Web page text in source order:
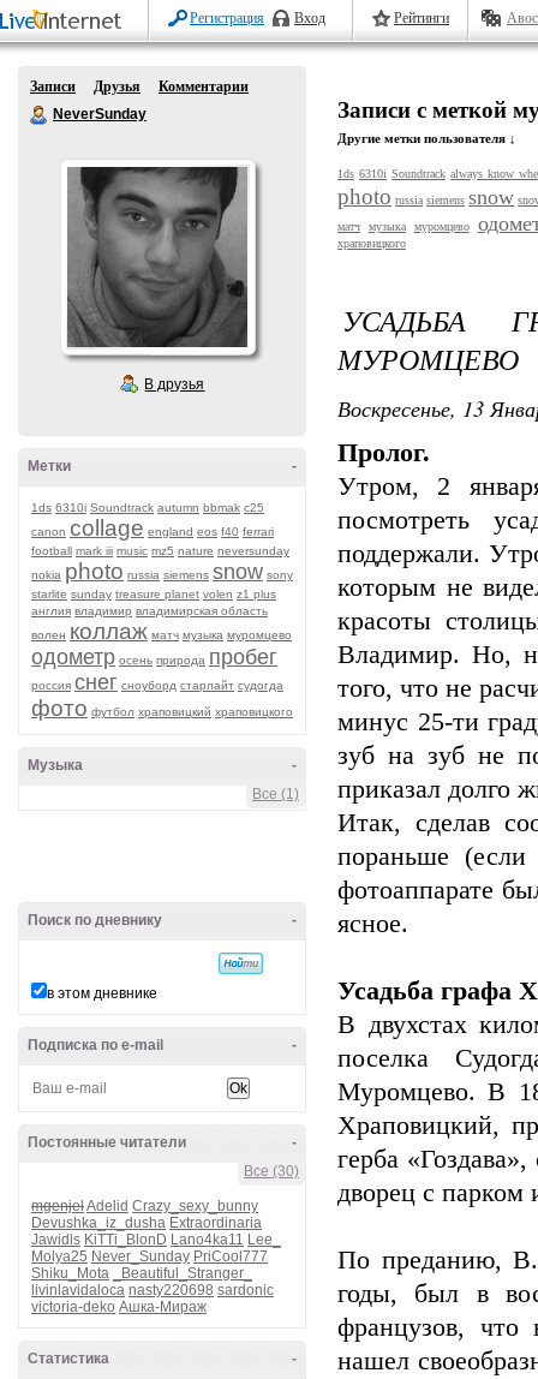
Регистрация Вход Рейтинги
Записи Друзья
Комментарии
NeverSunday
В друзья
-
Метки
1ds 6310i Soundtrack autumn bbmak c25
canon collage england eos f40 ferrari
football mark iii music mz5 nature neversunday
nokia photo russia siemens snow sony
starlite sunday treasure planet volen z1 plus
англия владимир владимирская область
волен коллаж матч музыка муромцево
одометр осень природа пробег
россия снег сноуборд старлайт судогда
фото футбол храповицкий храповицкого
-
Музыка
Все (1)
-
Поиск по дневнику
в этом дневнике
-
Подписка по e-mail
-
Постоянные читатели
Все (30)
mgenjelAdelid Crazy_sexy_bunny
Devushka_iz_dusha Extraordinaria
Jawidls KiTTi_BlonD Lano4ka11 Lee_
Molya25 Never_Sunday PriCool777
Shiku_Mota
_Beautiful_Stranger_
livinlavidaloca nasty220698 sardonic
victoria-deko Ашка-Мираж
-
Статистика
Записи с меткой
Другие метки пользователя ↓
1ds 6310i Soundtrack always know
photo russia siemens snow
матч
музыка муромцево
храповицкого
УСАДЬБА
МУРОМЦЕВО
Воскресенье, 13
Пролог.
Утром, 2
посмотреть
поддержали.
которым не
красоты
Владимир. Но,
того, что не
минус 25-ти
зуб на зуб не
приказал долго
Итак, сделав
пораньше
фотоаппарате
ясное.
Усадьба графа
В двухстах
поселка
Муромцево. В
Храповицкий,
герба
дворец с парком
По преданию,
годы, был в
французов, что
нашел